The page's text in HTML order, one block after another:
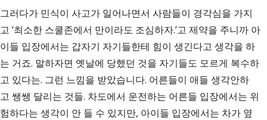
그러다가 민식이 사고가 일어나면서 사람들이 경각심을 가지
고 ‘최소한 스쿨존에서 만이라도 조심하자.’고 제약을 주니까 아
이들 입장에서는 갑자기 자기들한테 힘이 생긴다고 생각을 하
는 거죠. 말하자면 옛날에 당했던 것을 자기들도 모르게 복수하
고 있다는. 그런 느낌을 받았습니다. 어른들이 애들 생각안하
고 쌩쌩 달리는 것들. 차도에서 운전하는 어른들 입장에서는 위
험하다는 생각이 안 들 수 있지만, 아이들 입장에서는 차가 옆